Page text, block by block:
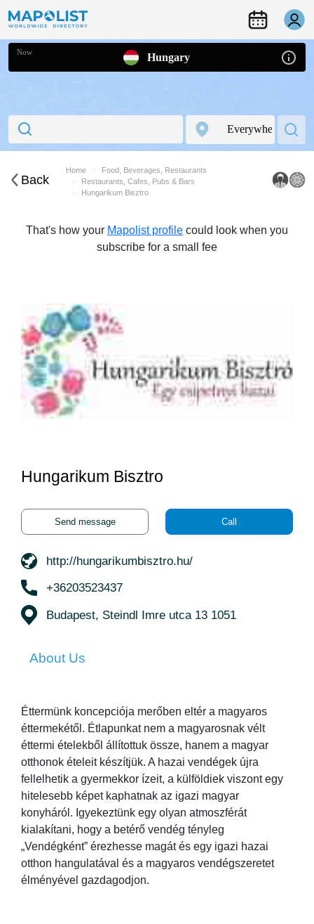
Now Hungary
Back
Home
Food, Beverages, Restaurants
Restaurants, Cafes, Pubs & Bars
Hungarikum Bisztro
That's how your Mapolist profile could look when you
subscribe for a small fee
Hungarikum Bisztro
Send message Call
http://hungarikumbisztro.hu/
+36203523437
Budapest, Steindl Imre utca 13 1051
About Us
Éttermünk koncepciója merőben eltér a magyaros
éttermekétől. Étlapunkat nem a magyarosnak vélt
éttermi ételekből állítottuk össze, hanem a magyar
otthonok ételeit készítjük. A hazai vendégek újra
fellelhetik a gyermekkor ízeit, a külföldiek viszont egy
hitelesebb képet kaphatnak az igazi magyar
konyháról. Igyekeztünk egy olyan atmoszférát
kialakítani, hogy a betérő vendég tényleg
„Vendégként” érezhesse magát és egy igazi hazai
otthon hangulatával és a magyaros vendégszeretet
élményével gazdagodjon.